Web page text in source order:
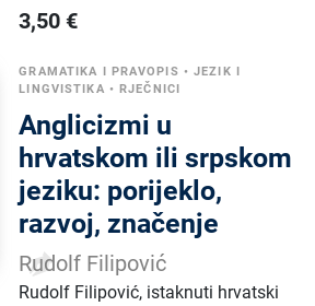
3,50 €
GRAMATIKA I PRAVOPIS •JEZIK I
LINGVISTIKA •RJEČNICI
Anglicizmi u
hrvatskom ili srpskom
jeziku: porijeklo,
razvoj, značenje
Rudolf Filipović
Rudolf Filipović, istaknuti hrvatski